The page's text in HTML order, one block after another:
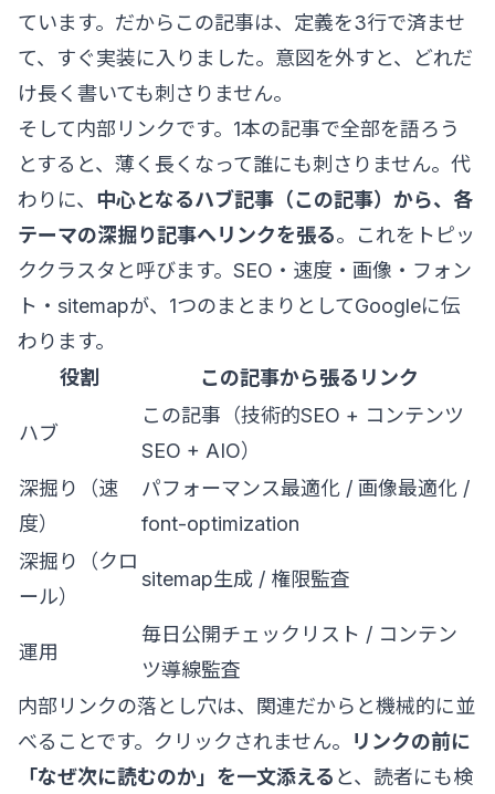
ています。だからこの記事は、定義を3行で済ませ
て、すぐ実装に入りました。意図を外すと、どれだ
け長く書いても刺さりません。
そして内部リンクです。1本の記事で全部を語ろう
とすると、薄く長くなって誰にも刺さりません。代
わりに、 中心となるハブ記事（この記事）から、各
テーマの深掘り記事へリンクを張る。これをトピッ
ククラスタと呼びます。SEO・速度・画像・フォン
ト・sitemapが、1つのまとまりとしてGoogleに伝
わります。
役割
この記事から張るリンク
ハブ
この記事（技術的SEO + コンテンツ
SEO + AIO）
深掘り（速
度）
パフォーマンス最適化 / 画像最適化 /
font-optimization
深掘り（クロ
ール）
sitemap生成 / 権限監査
運用
毎日公開チェックリスト / コンテン
ツ導線監査
内部リンクの落とし穴は、関連だからと機械的に並
べることです。クリックされません。
リンクの前に
「なぜ次に読むのか」を一文添える と、読者にも検